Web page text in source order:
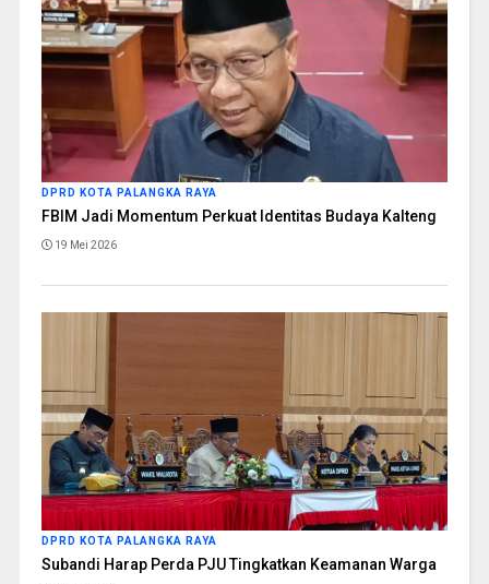
DPRD KOTA PALANGKA RAYA
FBIM Jadi Momentum Perkuat Identitas Budaya Kalteng
19 Mei 2026
DPRD KOTA PALANGKA RAYA
Subandi Harap Perda PJU Tingkatkan Keamanan Warga